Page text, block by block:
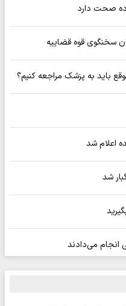
صحت دارد
سخنگوی قوه قضاییه
باید به پزشک مراجعه کنیم؟
اعلام شد
انجام می‌دادند